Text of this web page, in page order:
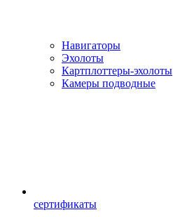
Навигаторы
Эхолоты
Картплоттеры-эхолоты
Камеры подводные
сертификаты